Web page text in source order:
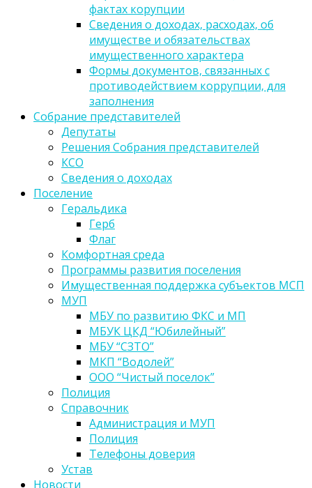
фактах корупции
Сведения о доходах, расходах, об
имуществе и обязательствах
имущественного характера
Формы документов, связанных с
противодействием коррупции, для
заполнения
Собрание представителей
Депутаты
Решения Собрания представителей
КСО
Сведения о доходах
Поселение
Геральдика
Герб
Флаг
Комфортная среда
Программы развития поселения
Имущественная поддержка субъектов МСП
МУП
МБУ по развитию ФКС и МП
МБУК ЦКД “Юбилейный”
МБУ “СЗТО”
МКП “Водолей”
ООО “Чистый поселок”
Полиция
Справочник
Администрация и МУП
Полиция
Телефоны доверия
Устав
Новости